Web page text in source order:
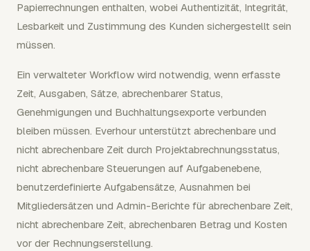
Papierrechnungen enthalten, wobei Authentizität, Integrität,
Lesbarkeit und Zustimmung des Kunden sichergestellt sein
müssen.
Ein verwalteter Workflow wird notwendig, wenn erfasste
Zeit, Ausgaben, Sätze, abrechenbarer Status,
Genehmigungen und Buchhaltungsexporte verbunden
bleiben müssen. Everhour unterstützt abrechenbare und
nicht abrechenbare Zeit durch Projektabrechnungsstatus,
nicht abrechenbare Steuerungen auf Aufgabenebene,
benutzerdefinierte Aufgabensätze, Ausnahmen bei
Mitgliedersätzen und Admin-Berichte für abrechenbare Zeit,
nicht abrechenbare Zeit, abrechenbaren Betrag und Kosten
vor der Rechnungserstellung.